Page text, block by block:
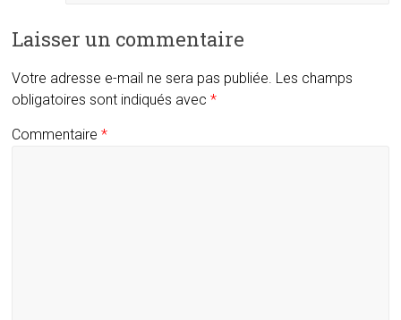
Laisser un commentaire
Votre adresse e-mail ne sera pas publiée. Les champs
obligatoires sont indiqués avec*
Commentaire*